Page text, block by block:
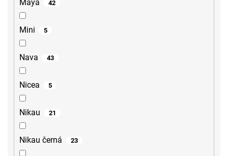
Maya 42
Mini 5
Nava 43
Nicea 5
Nikau 21
Nikau černá 23